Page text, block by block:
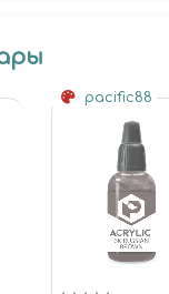
pacific88